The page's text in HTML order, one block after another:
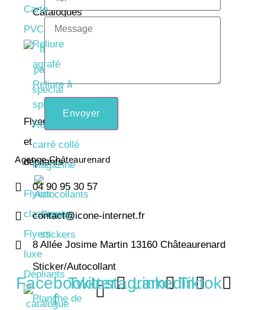
Carte
PVC
Flyers
et
dépliants
Flyers
classiques
Flyers
luxe
Dépliants
Catalogues
Reliure
agrafé
Reliure à
spirale
Reliure dos
carré collé
Magazine
Sticker/Autocollant
Planche de
Envoyer
Agence Châteaurenard
04 90 95 30 57
contact@icone-internet.fr
8 Allée Josime Martin 13160 Châteaurenard
Facebook-
f
TwitterInstagramLinkedinTiktok